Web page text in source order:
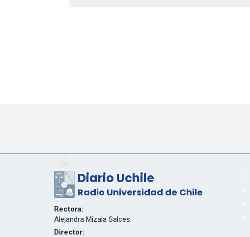
Diario Uchile
Radio Universidad de Chile
Rectora:
Alejandra Mizala Salces
Director: